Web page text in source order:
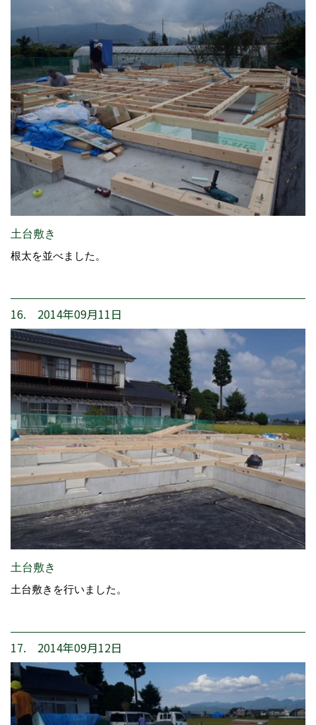
土台敷き
根太を並べました。
16. 2014年09月11日
土台敷き
土台敷きを行いました。
17. 2014年09月12日